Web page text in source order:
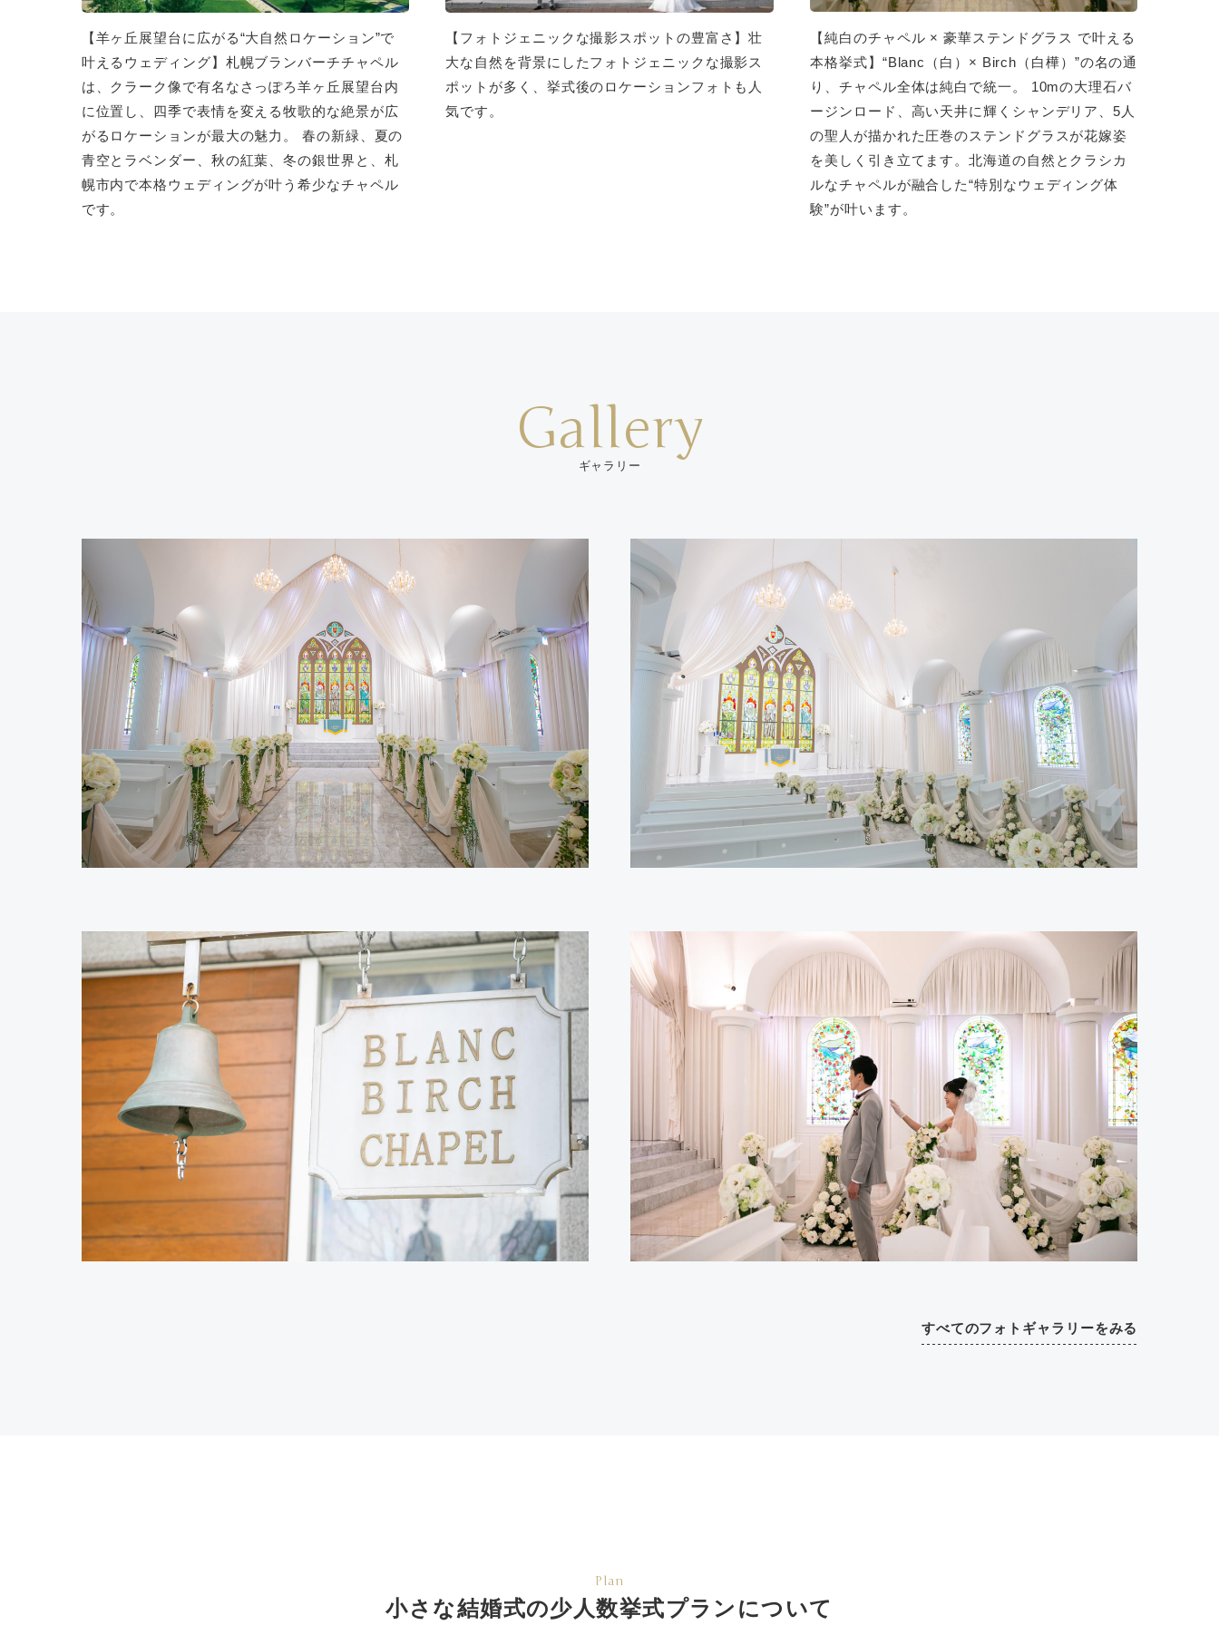
【羊ヶ丘展望台に広がる“大自然ロケーション”で
叶えるウェディング】札幌ブランバーチチャペル
は、クラーク像で有名なさっぽろ羊ヶ丘展望台内
に位置し、四季で表情を変える牧歌的な絶景が広
がるロケーションが最大の魅力。 春の新緑、夏の
青空とラベンダー、秋の紅葉、冬の銀世界と、札
幌市内で本格ウェディングが叶う希少なチャペル
です。
【フォトジェニックな撮影スポットの豊富さ】壮
大な自然を背景にしたフォトジェニックな撮影ス
ポットが多く、挙式後のロケーションフォトも人
気です。
【純白のチャペル × 豪華ステンドグラス で叶える
本格挙式】“Blanc（白）× Birch（白樺）”の名の通
り、チャペル全体は純白で統一。 10mの大理石バ
ージンロード、高い天井に輝くシャンデリア、5人
の聖人が描かれた圧巻のステンドグラスが花嫁姿
を美しく引き立てます。北海道の自然とクラシカ
ルなチャペルが融合した“特別なウェディング体
験”が叶います。
Gallery
ギャラリー
すべてのフォトギャラリーをみる
Plan
小さな結婚式の少人数挙式プランについて